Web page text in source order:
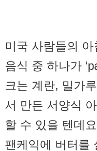
미국 사람들의
음식 중 하나가
크는 계란, 밀가
서 만든 서양식
할 수 있을 텐데
팬케익에 버터를